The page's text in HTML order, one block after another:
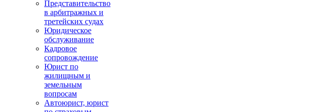
Представительство
в арбитражных и
третейских судах
Юридическое
обслуживание
Кадровое
сопровождение
Юрист по
жилищным и
земельным
вопросам
Автоюрист, юрист